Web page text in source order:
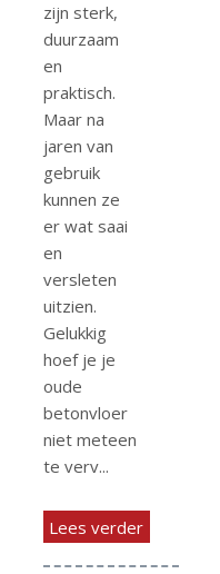
zijn sterk,
duurzaam
en
praktisch.
Maar na
jaren van
gebruik
kunnen ze
er wat saai
en
versleten
uitzien.
Gelukkig
hoef je je
oude
betonvloer
niet meteen
te verv...
Lees verder